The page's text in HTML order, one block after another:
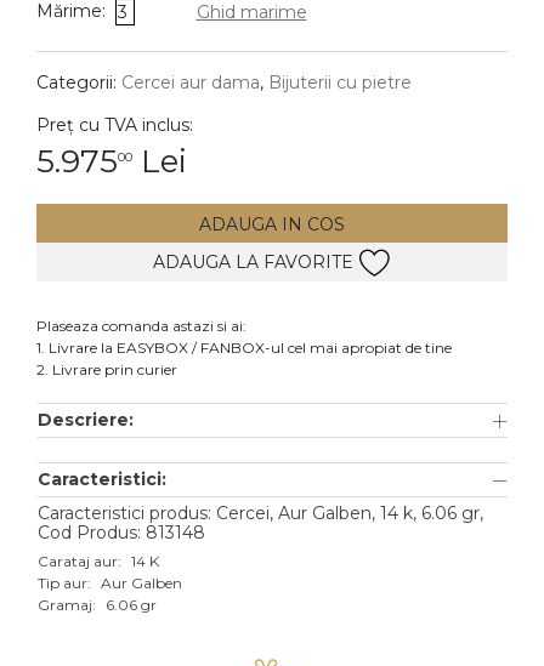
DIAMANTE Vezi toate
Cercei
Accesorii
Aur alb
Aur roz
Aur mixt
Mărime: 3 Ghid marime
Categorii: Cercei aur dama, Bijuterii cu pietre
Preț cu TVA inclus:
5.97500 Lei
ADAUGA IN COS
ADAUGA LA FAVORITE
Plaseaza comanda astazi si ai:
1. Livrare la EASYBOX / FANBOX-ul cel mai apropiat de tine
2. Livrare prin curier
Descriere:
Caracteristici:
Caracteristici produs: Cercei, Aur Galben, 14 k, 6.06 gr,
Cod Produs: 813148
Carataj aur: 14 K
Tip aur: Aur Galben
Gramaj:
6.06 gr